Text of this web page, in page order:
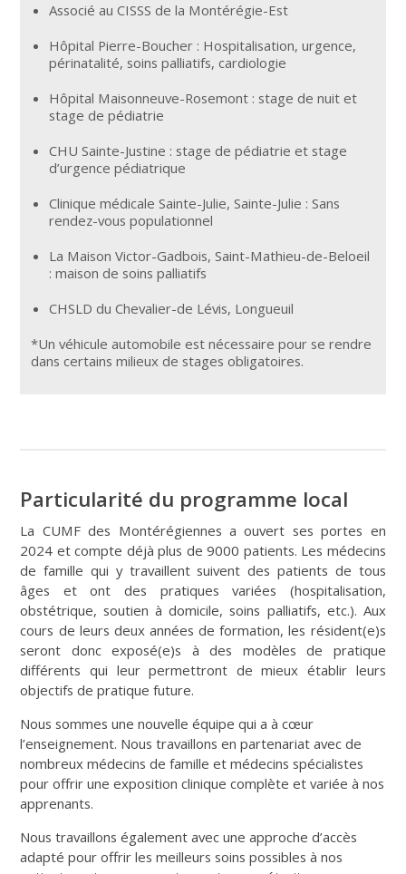
Associé au CISSS de la Montérégie-Est
Hôpital Pierre-Boucher : Hospitalisation, urgence,
périnatalité, soins palliatifs, cardiologie
Hôpital Maisonneuve-Rosemont : stage de nuit et
stage de pédiatrie
CHU Sainte-Justine : stage de pédiatrie et stage
d’urgence pédiatrique
Clinique médicale Sainte-Julie, Sainte-Julie : Sans
rendez-vous populationnel
La Maison Victor-Gadbois, Saint-Mathieu-de-Beloeil
: maison de soins palliatifs
CHSLD du Chevalier-de Lévis, Longueuil
*Un véhicule automobile est nécessaire pour se rendre
dans certains milieux de stages obligatoires.
Particularité du programme local
La CUMF des Montérégiennes a ouvert ses portes en
2024 et compte déjà plus de 9000 patients. Les médecins
de famille qui y travaillent suivent des patients de tous
âges et ont des pratiques variées (hospitalisation,
obstétrique, soutien à domicile, soins palliatifs, etc.). Aux
cours de leurs deux années de formation, les résident(e)s
seront donc exposé(e)s à des modèles de pratique
différents qui leur permettront de mieux établir leurs
objectifs de pratique future.
Nous sommes une nouvelle équipe qui a à cœur
l’enseignement. Nous travaillons en partenariat avec de
nombreux médecins de famille et médecins spécialistes
pour offrir une exposition clinique complète et variée à nos
apprenants.
Nous travaillons également avec une approche d’accès
adapté pour offrir les meilleurs soins possibles à nos